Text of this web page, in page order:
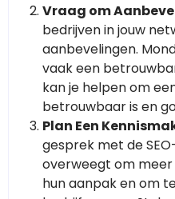
Vraag om
bedrijven in jouw
aanbevelingen.
vaak een
kan je helpen om
betrouwbaar is en
Plan Een
gesprek met de
overweegt om
hun aanpak en om